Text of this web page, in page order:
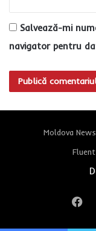
Salvează-mi
navigator pentru
Moldova